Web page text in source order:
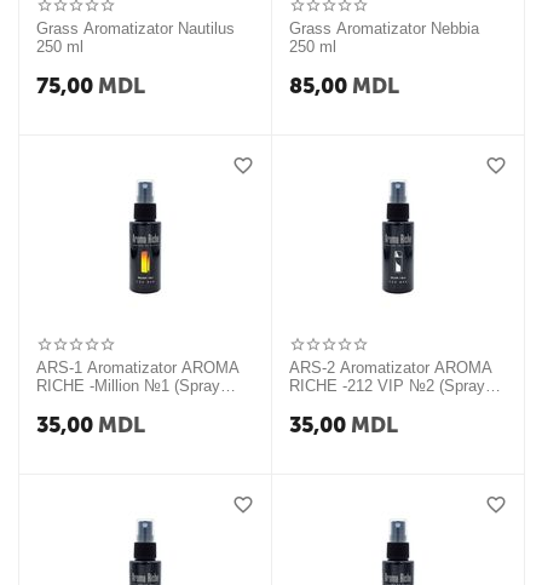
Grass Aromatizator Nautilus
250 ml
75,00 MDL
Grass Aromatizator Nebbia
250 ml
85,00 MDL
ARS-1 Aromatizator AROMA
RICHE -Million №1 (Spray
35,00 MDL
ARS-2 Aromatizator AROMA
RICHE -212 VIP №2 (Spray
35,00 MDL